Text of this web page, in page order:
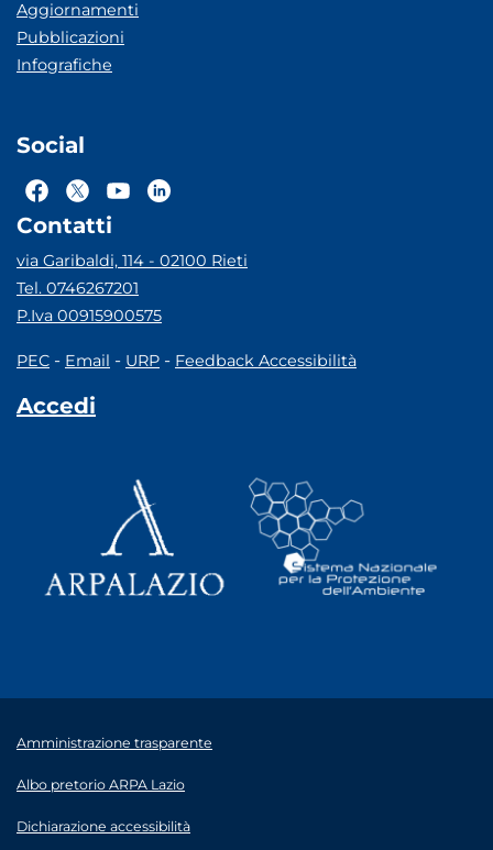
Aggiornamenti
Pubblicazioni
Infografiche
Social
Contatti
via Garibaldi, 114 - 02100 Rieti
Tel. 0746267201
P.Iva 00915900575
PEC - Email - URP - Feedback Accessibilità
Accedi
Amministrazione trasparente
Albo pretorio ARPA Lazio
Dichiarazione accessibilità